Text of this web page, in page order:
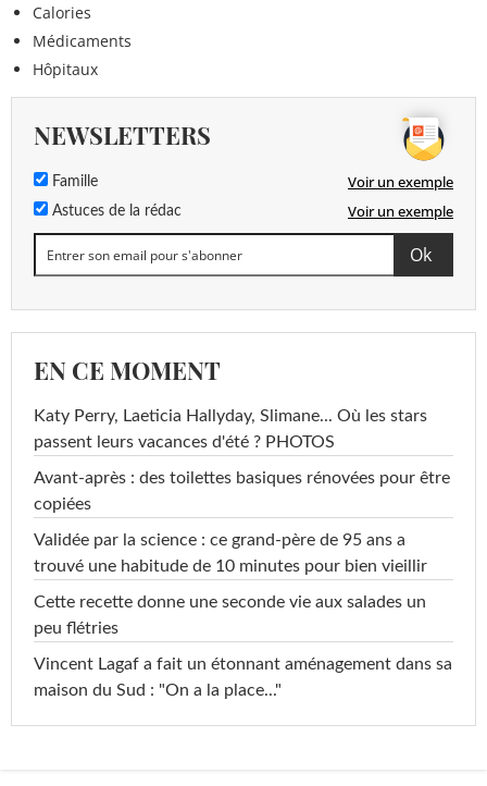
Calories
Médicaments
Hôpitaux
NEWSLETTERS
Famille Voir un exemple
Astuces de la rédac Voir un exemple
EN CE MOMENT
Katy Perry, Laeticia Hallyday, Slimane... Où les stars
passent leurs vacances d'été ? PHOTOS
Avant-après : des toilettes basiques rénovées pour être
copiées
Validée par la science : ce grand-père de 95 ans a
trouvé une habitude de 10 minutes pour bien vieillir
Cette recette donne une seconde vie aux salades un
peu flétries
Vincent Lagaf a fait un étonnant aménagement dans sa
maison du Sud : "On a la place..."